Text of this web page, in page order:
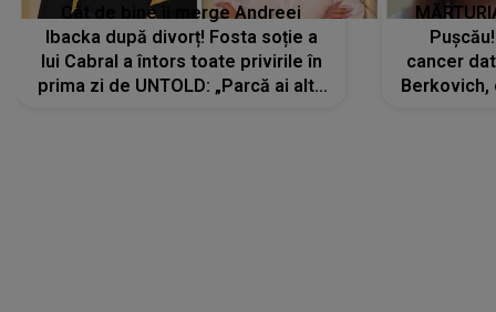
Cât de bine îi merge Andreei
Ibacka după divorț! Fosta soție a
lui Cabral a întors toate privirile în
prima zi de UNTOLD: „Parcă ai altă
cancer
Berkovich,